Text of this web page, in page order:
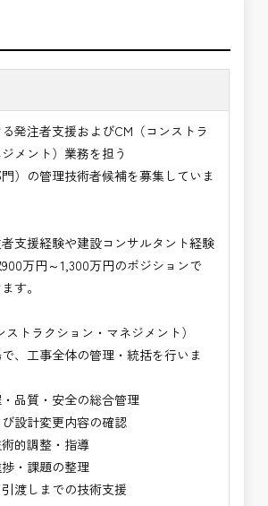
捗・課題の整理
引渡しまでの技術支援
中心にマネジメントします。
ント経験を活かし、発注者側でより
ントに挑戦できます。
タント経験を活かしながらより上流
業務に関われる
できる
整備を支える社会貢献性の高い仕事
タント経験を次のステージへ高
がい」と「賃金」のバランスを大切
100,000円＝＝⭐
給条件は、入社より3ヶ月経過され
ります。
の詳細については、問い合わせくだ
て、ご希望のある方は別途ご相談く
方自治体
務＜希望する業務をお選びくださ
監督支援業務
料作成業務
クスコ）施工管理
クスコ）点検業務
クスコ）保全調査
督支援業務
発注者支援およびCM（コンストラ
メント）業務を担う
）の管理技術者候補を募集していま
支援経験や建設コンサルタント経験
万円～1,300万円のポジションで
す。
ストラクション・マネジメント）
、工事全体の管理・統括を行いま
品質・安全の総合管理
設計変更内容の確認
的調整・指導
・課題の整理
渡しまでの技術支援